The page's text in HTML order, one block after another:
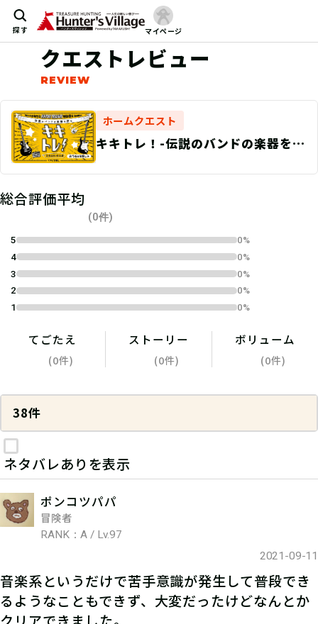
探す マイページ
クエストレビュー
ホームクエスト
キキトレ！-伝説のバンドの楽器を探
せ-
総合評価平均
(0件)
5
0%
4
0%
3
0%
2
0%
1
0%
てごたえ
(0件)
ストーリー
(0件)
ボリューム
(0件)
38件
ネタバレありを表示
ポンコツパパ
冒険者
RANK：A / Lv.97
2021-09-11
音楽系というだけで苦手意識が発生して普段でき
るようなこともできず、大変だったけどなんとか